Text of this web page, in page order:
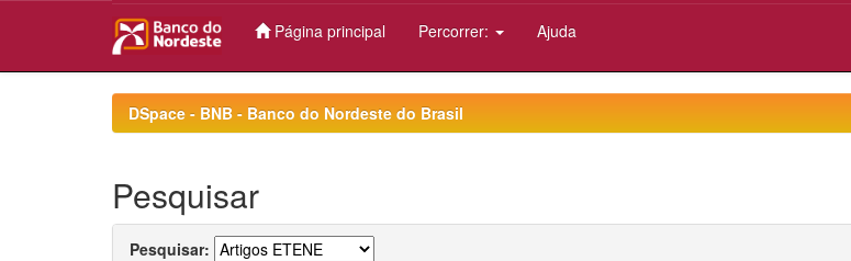
Página principal Percorrer: Ajuda
DSpace - BNB - Banco do Nordeste do Brasil
Pesquisar
Pesquisar: